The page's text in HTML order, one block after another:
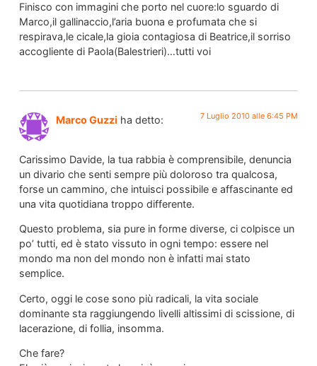
Finisco con immagini che porto nel cuore:lo sguardo di
Marco,il gallinaccio,l’aria buona e profumata che si
respirava,le cicale,la gioia contagiosa di Beatrice,il sorriso
accogliente di Paola(Balestrieri)…tutti voi
Marco Guzzi ha detto: 7 Luglio 2010 alle 6:45 PM
Carissimo Davide, la tua rabbia è comprensibile, denuncia
un divario che senti sempre più doloroso tra qualcosa,
forse un cammino, che intuisci possibile e affascinante ed
una vita quotidiana troppo differente.
Questo problema, sia pure in forme diverse, ci colpisce un
po’ tutti, ed è stato vissuto in ogni tempo: essere nel
mondo ma non del mondo non è infatti mai stato
semplice.
Certo, oggi le cose sono più radicali, la vita sociale
dominante sta raggiungendo livelli altissimi di scissione, di
lacerazione, di follia, insomma.
Che fare?